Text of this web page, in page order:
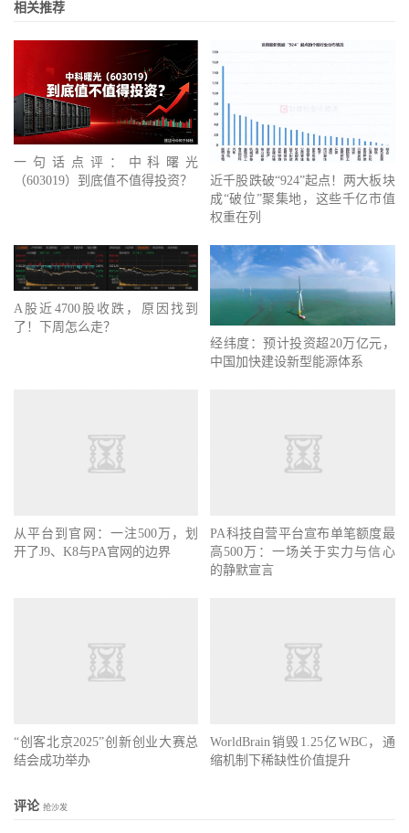
相关推荐
一句话点评：中科曙光
（603019）到底值不值得投资？
近千股跌破“924”起点！两大板块
成“破位”聚集地，这些千亿市值
权重在列
A股近4700股收跌，原因找到
了！下周怎么走？
经纬度：预计投资超20万亿元，
中国加快建设新型能源体系
从平台到官网：一注500万，划
开了J9、K8与PA官网的边界
PA科技自营平台宣布单笔额度最
高500万：一场关于实力与信心
的静默宣言
“创客北京2025”创新创业大赛总
结会成功举办
WorldBrain销毁1.25亿WBC，通
缩机制下稀缺性价值提升
评论 抢沙发